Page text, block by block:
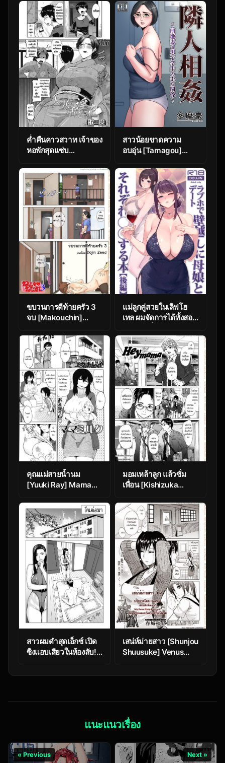
ค่ำคืนคาวสวาท เจ้าของ
หอพักสุดแซ่บ
ni Ikeru Inka (COMIC
HOTMiLK Koime Vol.
18)
สาวน้อยขาดความ
อบอุ่น [Tamagou]
Danchi Tsuma to
Danshi Gakusei no
Ibitsuna Kankei ~ –
Part 1
ขบวนการตีท้ายครัว 3
จบ [Makouchin]
แม่ลูกคู่สวยในเลิฟโฮ
เทล ผมจัดการได้ทั้งสอง
Rabuho de dēto
kabe-goshi ni oyako
to sorezore rei rei
suru hon [zenpen]
คุณแม่สายน้ำนม
[Yuuki Ray] Mama
(COMIC Masyo
2014-01)
มอมเหล้าลูก แล้วซั่ม
เพื่อน [Kishizuka
(COMIC Potpourri
Club 2005-02)
สาวผมดำสุดเอ็กซ์ เปิด
ซิงแอบเสียวในห้องลับ!
Nakadashi Sasete
เสน่ห์ม่ายสาว [Shunjou
Shuusuke] Venus
แนะแนวเรื่อง
« Previous Next »